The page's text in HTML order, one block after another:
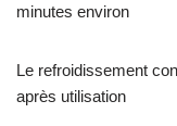
minutes environ
Le refroidissement
après utilisation